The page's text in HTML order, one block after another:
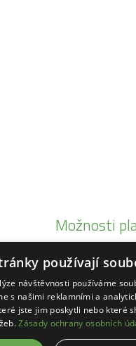
Možnosti
používají
návštěvnosti používáme
s našimi reklamními a
jste jim poskytli nebo které
Zásady ochrany osobních